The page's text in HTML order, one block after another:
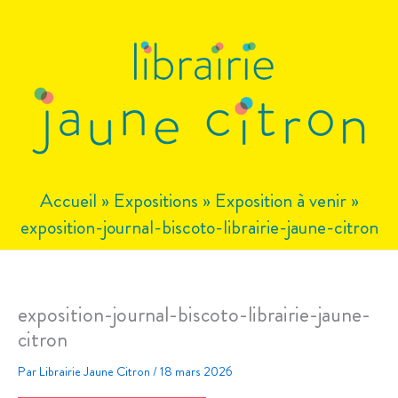
Accueil » Expositions » Exposition à venir»
exposition-journal-biscoto-librairie-jaune-citron
exposition-journal-biscoto-librairie-jaune-
citron
ParLibrairie Jaune Citron/18 mars 2026